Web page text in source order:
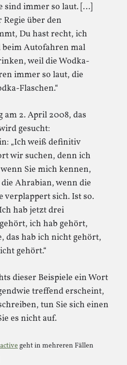
sind immer so laut. […]
über den
Du hast recht, ich
Autofahren mal
weil die Wodka-
immer so laut, die
Flaschen.“
am 2. April 2008, das
gesucht:
„Ich weiß definitiv
wir suchen, denn ich
Sie mich kennen,
Ahrabian, wenn die
verplappert sich. Ist so.
hab jetzt drei
ich hab gehört,
das hab ich nicht gehört,
gehört.“
dieser Beispiele ein Wort
treffend erscheint,
tun Sie sich einen
es nicht auf.
geht in mehreren Fällen